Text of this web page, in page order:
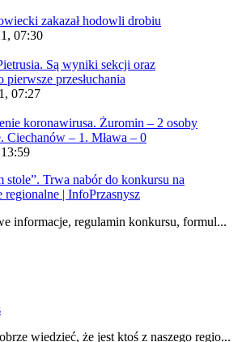
zakazał hodowli drobiu
07:30
Są wyniki sekcji oraz
pierwsze przesłuchania
07:27
koronawirusa. Żuromin – 2 osoby
Ciechanów – 1. Mława – 0
stole”. Trwa nabór do konkursu na
regionalne | InfoPrzasnysz
informacje, regulamin konkursu, formul...
wiedzieć, że jest ktoś z naszego regio...